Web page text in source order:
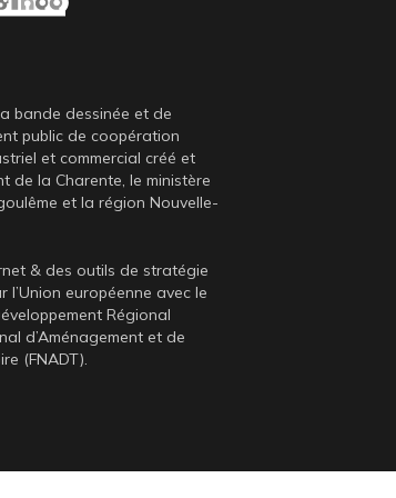
bande dessinée et de
public de coopération
et commercial créé et
de la Charente, le ministère
et la région Nouvelle-
& des outils de stratégie
européenne avec le
Régional
d’Aménagement et de
(FNADT).